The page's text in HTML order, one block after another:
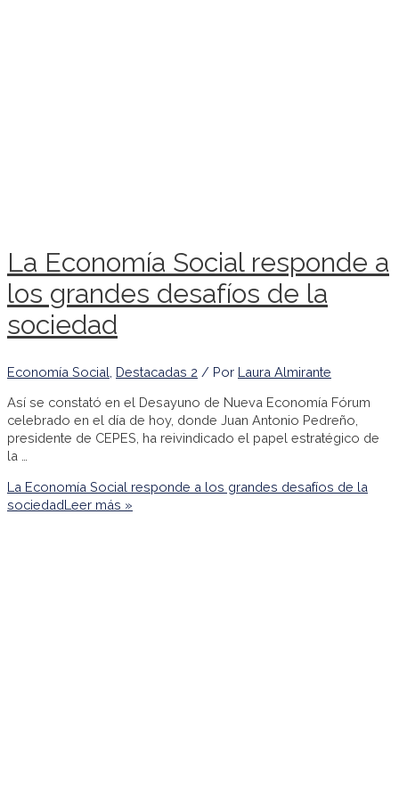
La Economía Social responde a
los grandes desafíos de la
sociedad
Economía Social Destacadas 2 / Por Laura Almirante
Así se constató en el Desayuno de Nueva Economía Fórum
celebrado en el día de hoy, donde Juan Antonio Pedreño,
presidente de CEPES, ha reivindicado el papel estratégico de
la …
La Economía Social responde a los grandes desafíos de la
sociedadLeer más »